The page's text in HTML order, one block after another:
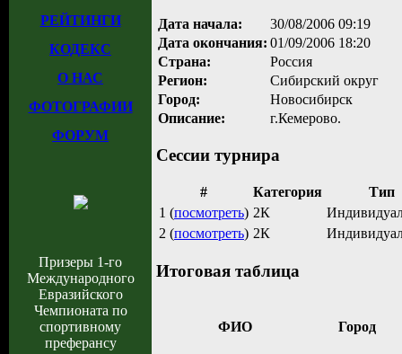
РЕЙТИНГИ
КОДЕКС
О НАС
ФОТОГРАФИИ
ФОРУМ
Призеры 1-го
Международного
Евразийского
Чемпионата по
спортивному
преферансу
Дата начала:
30/08/2006 09:19
Дата окончания: 01/09/2006 18:20
Страна:
Россия
Регион:
Сибирский округ
Город:
Новосибирск
Описание:
г.Кемерово.
Сессии турнира
# Категория
Тип
1 (посмотреть) 2К
2 (посмотреть) 2К
Итоговая таблица
ФИО Город